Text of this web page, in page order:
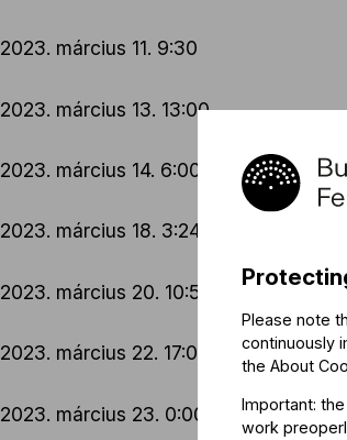
2023. március 11. 9:30
2023. március 13. 13:00
2023. március 14. 6:00
2023. március 18. 3:24
2023. március 20. 10:54
2023. március 22. 17:00
2023. március 23. 0:00
Please note
continuously
the About
Important:
work